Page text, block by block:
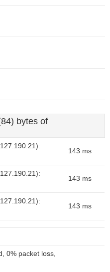
bytes of
143 ms
143 ms
143 ms
0% packet loss,